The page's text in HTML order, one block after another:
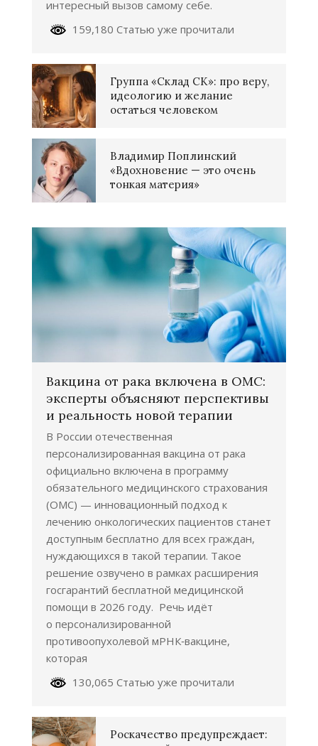
интересный вызов самому себе.
159,180 Статью уже прочитали
Группа «Склад СК»: про веру,
идеологию и желание
остаться человеком
Владимир Поплинский
«Вдохновение — это очень
тонкая материя»
Вакцина от рака включена в ОМС:
эксперты объясняют перспективы
и реальность новой терапии
В России отечественная
персонализированная вакцина от рака
официально включена в программу
обязательного медицинского страхования
(ОМС) — инновационный подход к
лечению онкологических пациентов станет
доступным бесплатно для всех граждан,
нуждающихся в такой терапии. Такое
решение озвучено в рамках расширения
госгарантий бесплатной медицинской
помощи в 2026 году. Речь идёт
о персонализированной
противоопухолевой мРНК‑вакцине,
которая
130,065 Статью уже прочитали
Роскачество предупреждает: